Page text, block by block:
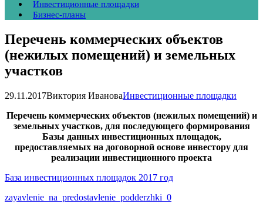
Инвестиционные площадки
Бизнес-планы
Перечень коммерческих объектов
(нежилых помещений) и земельных
участков
29.11.2017Виктория ИвановаИнвестиционные площадки
Перечень коммерческих объектов (нежилых помещений) и
земельных участков, для последующего формирования
Базы данных инвестиционных площадок,
предоставляемых на договорной основе инвестору для
реализации инвестиционного проекта
База инвестиционных площадок 2017 год
zayavlenie_na_predostavlenie_podderzhki_0